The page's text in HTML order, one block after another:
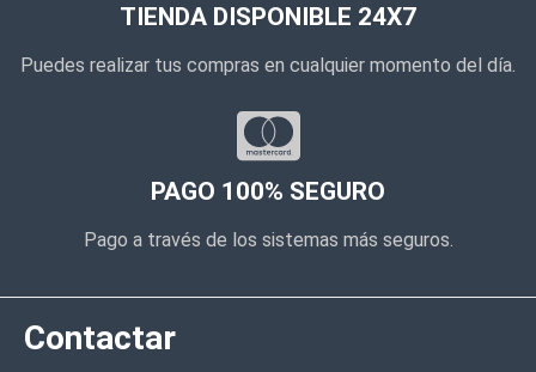
TIENDA DISPONIBLE 24X7
Puedes realizar tus compras en cualquier momento del día.
PAGO 100% SEGURO
Pago a través de los sistemas más seguros.
Contactar